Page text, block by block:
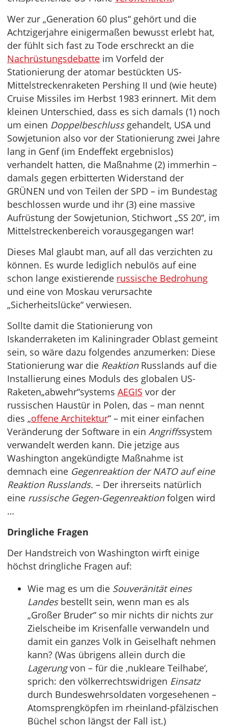
Wer zur „Generation 60 plus“ gehört und die
Achtzigerjahre einigermaßen bewusst erlebt hat,
der fühlt sich fast zu Tode erschreckt an die
Nachrüstungsdebatte im Vorfeld der
Stationierung der atomar bestückten US-
Mittelstreckenraketen Pershing II und (wie heute)
Cruise Missiles im Herbst 1983 erinnert. Mit dem
kleinen Unterschied, dass es sich damals (1) noch
um einen Doppelbeschlussgehandelt, USA und
Sowjetunion also vor der Stationierung zwei Jahre
lang in Genf (im Endeffekt ergebnislos)
verhandelt hatten, die Maßnahme (2) immerhin –
damals gegen erbitterten Widerstand der
GRÜNEN und von Teilen der SPD – im Bundestag
beschlossen wurde und ihr (3) eine massive
Aufrüstung der Sowjetunion, Stichwort „SS 20“, im
Mittelstreckenbereich vorausgegangen war!
Dieses Mal glaubt man, auf all das verzichten zu
können. Es wurde lediglich nebulös auf eine
schon lange existierende russische Bedrohung
und eine von Moskau verursachte
„Sicherheitslücke“ verwiesen.
Sollte damit die Stationierung von
Iskanderraketen im Kaliningrader Oblast gemeint
sein, so wäre dazu folgendes anzumerken: Diese
Stationierung war die ReaktionRusslands auf die
Installierung eines Moduls des globalen US-
Raketen„abwehr“systems AEGIS vor der
russischen Haustür in Polen, das – man nennt
dies „offene Architektur“ – mit einer einfachen
Veränderung der Software in ein Angriffssystem
verwandelt werden kann. Die jetzige aus
Washington angekündigte Maßnahme ist
demnach eine Gegenreaktion der NATO auf eine
Reaktion Russlands. – Der ihrerseits natürlich
eine russische Gegen-Gegenreaktionfolgen wird
…
Dringliche Fragen
Der Handstreich von Washington wirft einige
höchst dringliche Fragen auf:
Wie mag es um die Souveränität eines
Landesbestellt sein, wenn man es als
„Großer Bruder“ so mir nichts dir nichts zur
Zielscheibe im Krisenfalle verwandeln und
damit ein ganzes Volk in Geiselhaft nehmen
kann? (Was übrigens allein durch die
Lagerungvon – für die ‚nukleare Teilhabe‘,
sprich: den völkerrechtswidrigen Einsatz
durch Bundeswehrsoldaten vorgesehenen –
Atomsprengköpfen im rheinland-pfälzischen
Büchel schon längst der Fall ist.)